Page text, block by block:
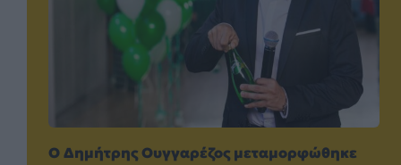
Ο Δημήτρης Ουγγαρέζος μεταμορφώθηκε